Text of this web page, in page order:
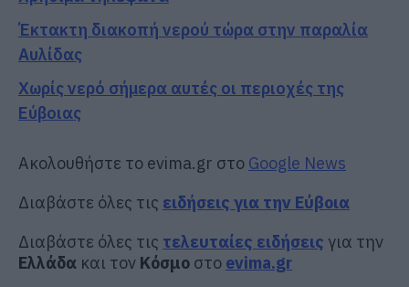
Έκτακτη διακοπή νερού τώρα στην παραλία
Αυλίδας
Χωρίς νερό σήμερα αυτές οι περιοχές της
Εύβοιας
Ακολουθήστε το evima.gr στο Google News
Διαβάστε όλες τις ειδήσεις για την Εύβοια
Διαβάστε όλες τις τελευταίες ειδήσεις για την
Ελλάδα και τον Κόσμο στο evima.gr